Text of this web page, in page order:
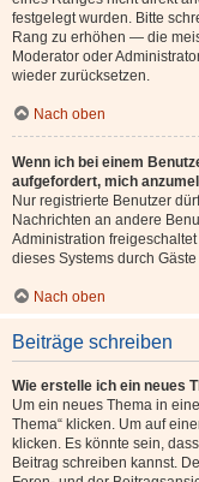
festgelegt wurden. Bitte
Rang zu erhöhen — die
Moderator oder
wieder zurücksetzen.
Nach oben
Wenn ich bei einem
aufgefordert, mich
Nur registrierte Benutzer
Nachrichten an andere
Administration
dieses Systems durch
Nach oben
Beiträge schreiben
Wie erstelle ich ein neues
Um ein neues Thema in
Thema“ klicken. Um auf
klicken. Es könnte sein,
Beitrag schreiben kannst.